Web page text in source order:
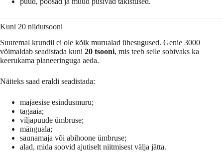
Kuni 20 niidutsooni
Suuremal krundil ei ole kõik murualad ühesugused. Genie 3000
võimaldab seadistada kuni 20 tsooni, mis teeb selle sobivaks ka
keerukama planeeringuga aeda.
Näiteks saad eraldi seadistada:
majaesise esindusmuru;
tagaaia;
viljapuude ümbruse;
mänguala;
saunamaja või abihoone ümbruse;
alad, mida soovid ajutiselt niitmisest välja jätta.